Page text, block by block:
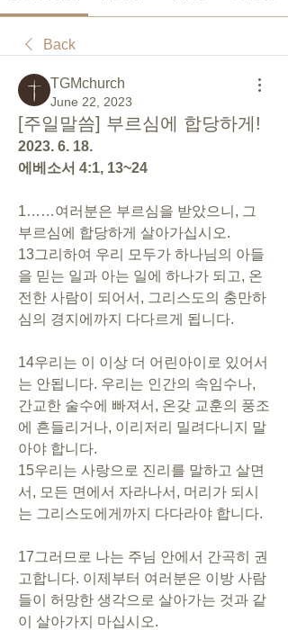
Back
TGMchurch
June 22, 2023
[주일말씀] 부르심에 합당하게!
2023. 6. 18.
에베소서 4:1, 13~24
1……여러분은 부르심을 받았으니, 그
부르심에 합당하게 살아가십시오.
13그리하여 우리 모두가 하나님의 아들
을 믿는 일과 아는 일에 하나가 되고, 온
전한 사람이 되어서, 그리스도의 충만하
심의 경지에까지 다다르게 됩니다.
14우리는 이 이상 더 어린아이로 있어서
는 안됩니다. 우리는 인간의 속임수나,
간교한 술수에 빠져서, 온갖 교훈의 풍조
에 흔들리거나, 이리저리 밀려다니지 말
아야 합니다.
15우리는 사랑으로 진리를 말하고 살면
서, 모든 면에서 자라나서, 머리가 되시
는 그리스도에게까지 다다라야 합니다.
17그러므로 나는 주님 안에서 간곡히 권
고합니다. 이제부터 여러분은 이방 사람
들이 허망한 생각으로 살아가는 것과 같
이 살아가지 마십시오.